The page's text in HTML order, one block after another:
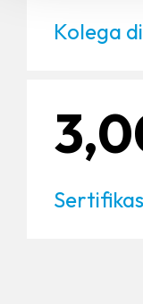
Kolega